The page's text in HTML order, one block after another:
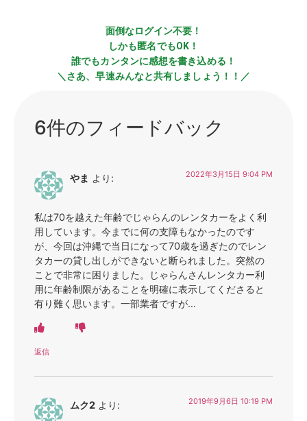
面倒なログイン不要！
しかも匿名でもOK！
誰でもカンタンに感想を書き込める！
＼さあ、早速みんなと共有しましょう！！／
6件のフィードバック
やま より: 2022年3月15日 9:04 PM
私は70を越えた年齢でじゃらんのレンタカーをよく利
用しています。今までに何の支障もなかったのです
が、今回は沖縄で当日になって70歳を過ぎたのでレン
タカーの貸し出しができないと断られました。突然の
ことで非常に困りました。じゃらんさんレンタカー利
用に年齢制限があることを明確に表示してくださると
有り難く思います。一部業者ですが…
返信
ムク2 より: 2019年9月6日 10:19 PM